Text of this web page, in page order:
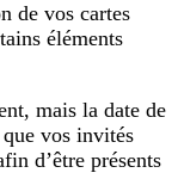
de vos cartes
éléments
mais la date de
vos invités
d’être présents